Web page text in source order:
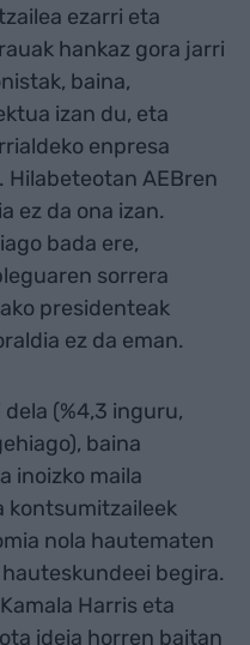
ezarri eta
hankaz gora jarri
baina,
izan du, eta
enpresa
AEBren
ez da ona izan.
bada ere,
sorrera
presidenteak
ez da eman.
(%4,3 inguru,
baina
inoizko maila
kontsumitzaileek
nola hautematen
begira.
Harris eta
ideia horren baitan